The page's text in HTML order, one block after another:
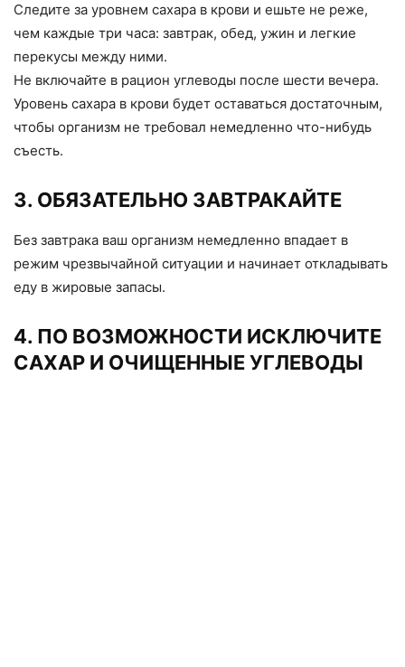
Следите за уровнем сахара в крови и ешьте не реже,
чем каждые три часа: завтрак, обед, ужин и легкие
перекусы между ними.
Не включайте в рацион углеводы после шести вечера.
Уровень сахара в крови будет оставаться достаточным,
чтобы организм не требовал немедленно что-нибудь
съесть.
3. ОБЯЗАТЕЛЬНО ЗАВТРАКАЙТЕ
Без завтрака ваш организм немедленно впадает в
режим чрезвычайной ситуации и начинает откладывать
еду в жировые запасы.
4. ПО ВОЗМОЖНОСТИ ИСКЛЮЧИТЕ
САХАР И ОЧИЩЕННЫЕ УГЛЕВОДЫ